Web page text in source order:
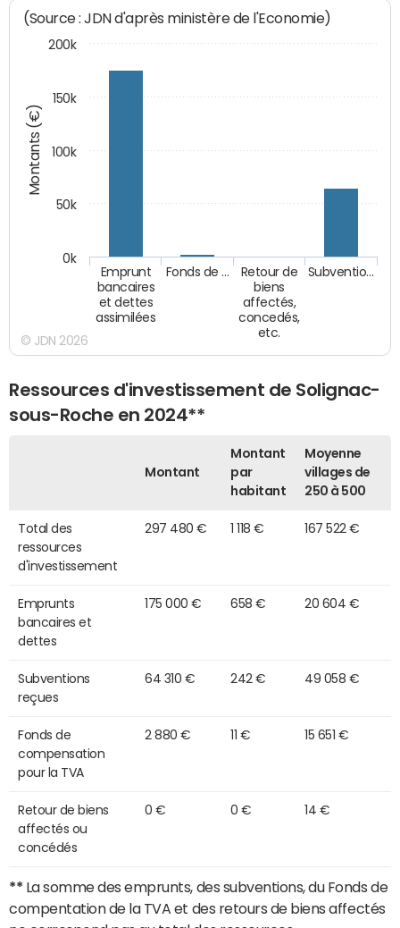
Montants (€)
(Source : JDN d'après ministère de l'Economie)
Emprunt
bancaires
et dettes
assimilées
Fonds de …
Retour de
biens
affectés,
concedés,
etc.
Subventio…
0k
50k
100k
150k
200k
© JDN 2026
Ressources d'investissement de Solignac-
sous-Roche en 2024**
Montant
Montant
par
habitant
Moyenne
villages de
250 à 500
Total des
ressources
d'investissement
297 480 € 1 118 € 167 522 €
Emprunts
bancaires et
dettes
175 000 € 658 € 20 604 €
Subventions
reçues
64 310 € 242 € 49 058 €
Fonds de
compensation
pour la TVA
2 880 € 11 € 15 651 €
Retour de biens
affectés ou
concédés
0 € 0 € 14 €
** La somme des emprunts, des subventions, du Fonds de
compentation de la TVA et des retours de biens affectés